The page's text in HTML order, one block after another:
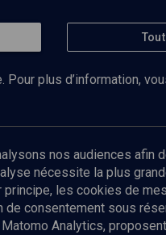
Envoyer
plus d’information,
nos audiences afin
nécessite la plus
les cookies de
de consentement sous
Analytics,